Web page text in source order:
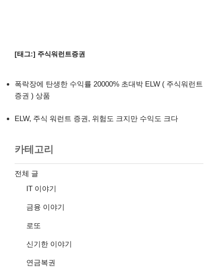
[태그:] 주식워런트증권
폭락장에 탄생한 수익률 20000% 초대박 ELW ( 주식워런트
증권 ) 상품
ELW, 주식 워런트 증권, 위험도 크지만 수익도 크다
카테고리
전체 글
IT 이야기
금융 이야기
로또
신기한 이야기
연금복권